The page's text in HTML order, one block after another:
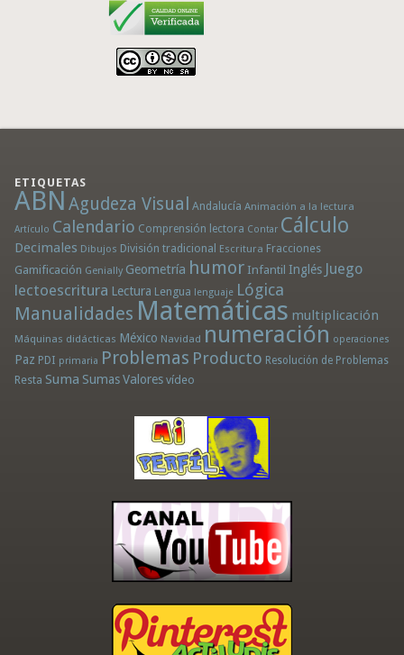
ETIQUETAS
ABN Agudeza Visual Andalucía Animación a la lectura
Artículo Calendario Comprensión lectora Contar Cálculo
Decimales Dibujos División tradicional Escritura Fracciones
Gamificación Genially Geometría humor Infantil Inglés Juego
lectoescritura Lectura Lengua lenguaje Lógica
Manualidades Matemáticas multiplicación
Máquinas didácticas México Navidad numeración operaciones
Paz PDI primaria Problemas Producto Resolución de Problemas
Resta Suma Sumas Valores vídeo